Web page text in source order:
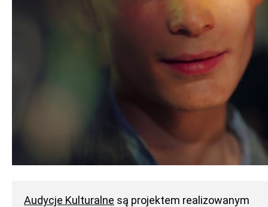
Audycje Kulturalne są projektem realizowanym